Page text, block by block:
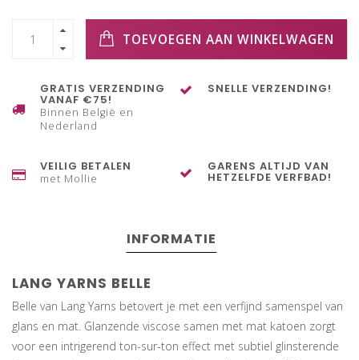
TOEVOEGEN AAN WINKELWAGEN
GRATIS VERZENDING
VANAF €75!
Binnen België en
Nederland
SNELLE VERZENDING!
VEILIG BETALEN
met Mollie
GARENS ALTIJD VAN
HETZELFDE VERFBAD!
INFORMATIE
LANG YARNS BELLE
Belle van Lang Yarns betovert je met een verfijnd samenspel van
glans en mat. Glanzende viscose samen met mat katoen zorgt
voor een intrigerend ton-sur-ton effect met subtiel glinsterende